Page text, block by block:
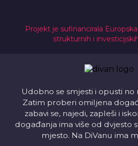
Projekt je sufinancirala
strukturnih i
Udobno se smjesti i opusti no
Zatim proberi omiljena
zabavi se, najedi, zapleši i
događanja ima više od dvjesto
mjesto. Na DiVanu ima